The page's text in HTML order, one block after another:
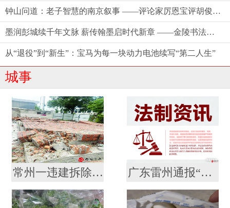
钟山问道：老子智慧的南京叙事 ——评论家厉恩宝评胡俊新作《〈老子〉今读》
墨润彭城续千年文脉 薪传翰墨启时代新章 ——金陵书法院徐州分院盛大揭牌
从“退役”到“新生”：宝马为每一块动力电池续写“第二人生”
城事
常州一违建拆除2个月后仍未清理 建管办：业委会承诺下周一前清理结束 广东雷州通报“特教老师招聘存在违规” 副校长被停职，启动问责程序